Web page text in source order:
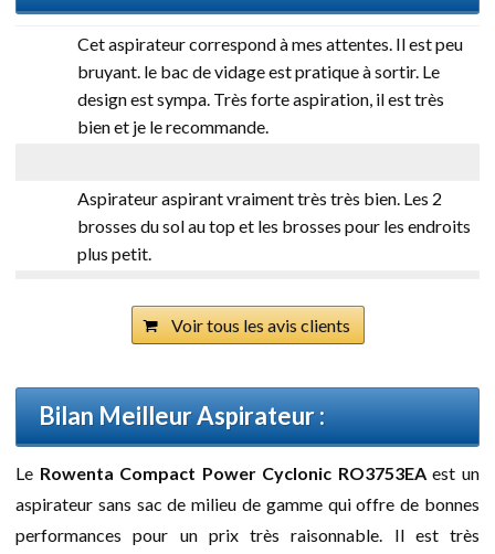
Cet aspirateur correspond à mes attentes. Il est peu
bruyant. le bac de vidage est pratique à sortir. Le
design est sympa. Très forte aspiration, il est très
bien et je le recommande.
Aspirateur aspirant vraiment très très bien. Les 2
brosses du sol au top et les brosses pour les endroits
plus petit.
Voir tous les avis clients
Bilan Meilleur Aspirateur :
Le Rowenta Compact Power Cyclonic RO3753EAest un
aspirateur sans sac de milieu de gamme qui offre de bonnes
performances pour un prix très raisonnable. Il est très